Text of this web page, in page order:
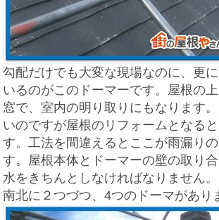
勾配だけでも大変な現場なのに、更
いるのがこのドーマーです。屋根の
窓で、室内の明り取りにもなります
いのですが屋根のリフォームとなる
す。工法を間違えるとここが雨漏り
す。屋根本体とドーマーの壁の取り
水をきちんとしなければなりません
南北に２つづつ、4つのドーマがあり